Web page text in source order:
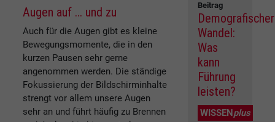
Augen auf ... und zu
Auch für die Augen gibt es kleine
Bewegungsmomente, die in den
kurzen Pausen sehr gerne
angenommen werden. Die ständige
Fokussierung der Bildschirminhalte
strengt vor allem unsere Augen
sehr an und führt häufig zu Brennen
Beitrag
Demografischer
Wandel:
Was
kann
Führung
leisten?
WISSENplus